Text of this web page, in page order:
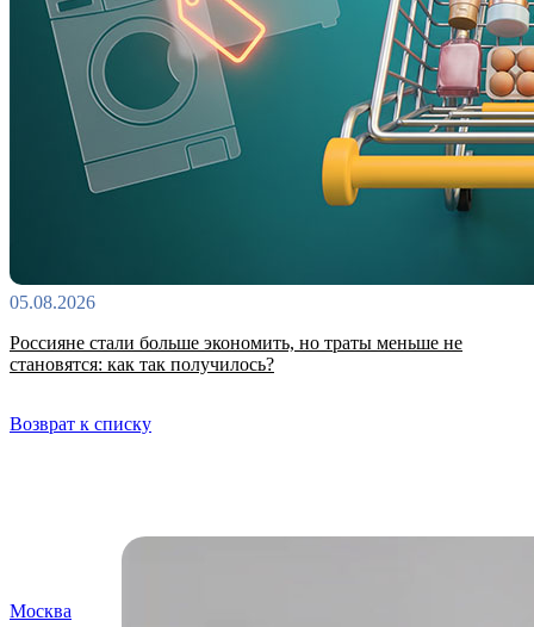
05.08.2026
Россияне стали больше экономить, но траты меньше не
становятся: как так получилось?
Возврат к списку
Москва